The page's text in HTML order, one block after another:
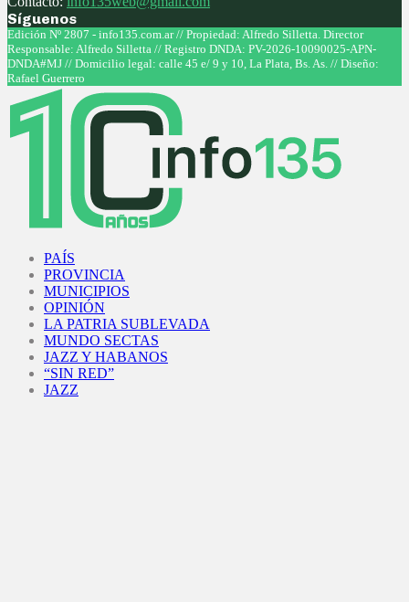
Síguenos
Facebook
Twitter
Instagram
Youtube
Edición Nº 2807 - info135.com.ar // Propiedad: Alfredo Silletta. Director
Responsable: Alfredo Silletta // Registro DNDA: PV-2026-10090025-APN-
DNDA#MJ // Domicilio legal: calle 45 e/ 9 y 10, La Plata, Bs. As. // Diseño:
Rafael Guerrero
PAÍS
PROVINCIA
MUNICIPIOS
OPINIÓN
LA PATRIA SUBLEVADA
MUNDO SECTAS
JAZZ Y HABANOS
“SIN RED”
JAZZ